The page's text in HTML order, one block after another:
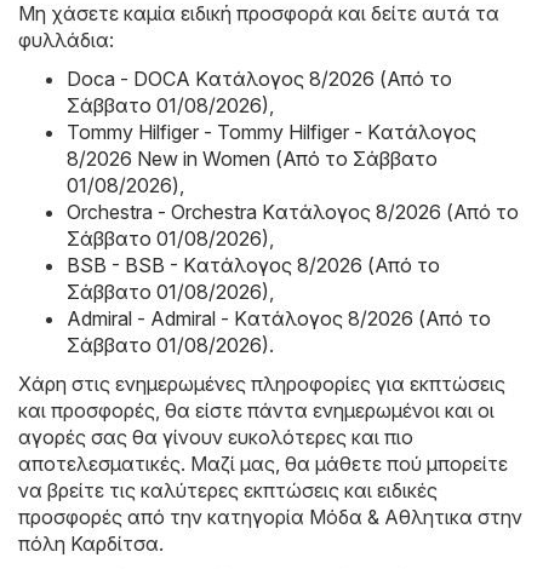
Μη χάσετε καμία ειδική προσφορά και δείτε αυτά τα
φυλλάδια:
Doca - DOCA Kατάλογος 8/2026 (Από το
Σάββατο 01/08/2026),
Tommy Hilfiger - Tommy Hilfiger - Kατάλογος
8/2026 New in Women (Από το Σάββατο
01/08/2026),
Orchestra - Orchestra Kατάλογος 8/2026 (Από το
Σάββατο 01/08/2026),
BSB - BSB - Kατάλογος 8/2026 (Από το
Σάββατο 01/08/2026),
Admiral - Admiral - Kατάλογος 8/2026 (Από το
Σάββατο 01/08/2026).
Χάρη στις ενημερωμένες πληροφορίες για εκπτώσεις
και προσφορές, θα είστε πάντα ενημερωμένοι και οι
αγορές σας θα γίνουν ευκολότερες και πιο
αποτελεσματικές. Μαζί μας, θα μάθετε πού μπορείτε
να βρείτε τις καλύτερες εκπτώσεις και ειδικές
προσφορές από την κατηγορία Μόδα & Aθλητικα στην
πόλη Καρδίτσα.